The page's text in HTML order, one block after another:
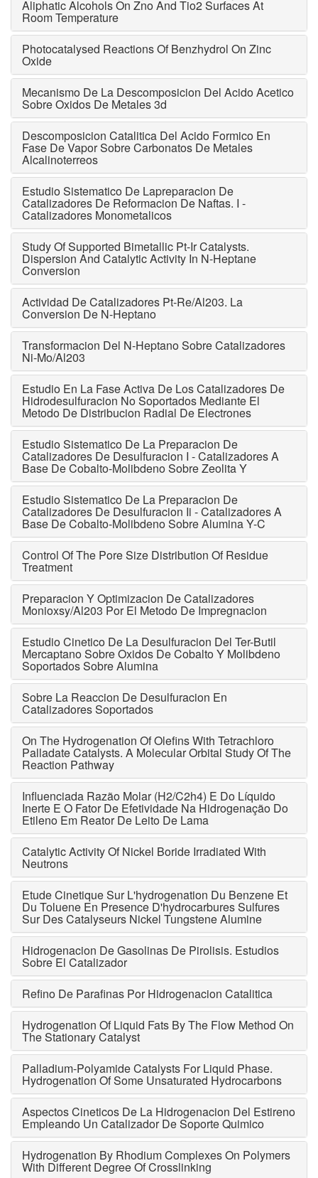
Aliphatic Alcohols On Zno And Tio2 Surfaces At
Room Temperature
Photocatalysed Reactions Of Benzhydrol On Zinc
Oxide
Mecanismo De La Descomposicion Del Acido Acetico
Sobre Oxidos De Metales 3d
Descomposicion Catalitica Del Acido Formico En
Fase De Vapor Sobre Carbonatos De Metales
Alcalinoterreos
Estudio Sistematico De Lapreparacion De
Catalizadores De Reformacion De Naftas. I -
Catalizadores Monometalicos
Study Of Supported Bimetallic Pt-Ir Catalysts.
Dispersion And Catalytic Activity In N-Heptane
Conversion
Actividad De Catalizadores Pt-Re/Al203. La
Conversion De N-Heptano
Transformacion Del N-Heptano Sobre Catalizadores
Ni-Mo/Al203
Estudio En La Fase Activa De Los Catalizadores De
Hidrodesulfuracion No Soportados Mediante El
Metodo De Distribucion Radial De Electrones
Estudio Sistematico De La Preparacion De
Catalizadores De Desulfuracion I - Catalizadores A
Base De Cobalto-Molibdeno Sobre Zeolita Y
Estudio Sistematico De La Preparacion De
Catalizadores De Desulfuracion Ii - Catalizadores A
Base De Cobalto-Molibdeno Sobre Alumina Y-C
Control Of The Pore Size Distribution Of Residue
Treatment
Preparacion Y Optimizacion De Catalizadores
Monioxsy/Al203 Por El Metodo De Impregnacion
Estudio Cinetico De La Desulfuracion Del Ter-Butil
Mercaptano Sobre Oxidos De Cobalto Y Molibdeno
Soportados Sobre Alumina
Sobre La Reaccion De Desulfuracion En
Catalizadores Soportados
On The Hydrogenation Of Olefins With Tetrachloro
Palladate Catalysts. A Molecular Orbital Study Of The
Reaction Pathway
Influenciada Razão Molar (H2/C2h4) E Do Líquido
Inerte E O Fator De Efetividade Na Hidrogenação Do
Etileno Em Reator De Leito De Lama
Catalytic Activity Of Nickel Boride Irradiated With
Neutrons
Etude Cinetique Sur L'hydrogenation Du Benzene Et
Du Toluene En Presence D'hydrocarbures Sulfures
Sur Des Catalyseurs Nickel Tungstene Alumine
Hidrogenacion De Gasolinas De Pirolisis. Estudios
Sobre El Catalizador
Refino De Parafinas Por Hidrogenacion Catalitica
Hydrogenation Of Liquid Fats By The Flow Method On
The Stationary Catalyst
Palladium-Polyamide Catalysts For Liquid Phase.
Hydrogenation Of Some Unsaturated Hydrocarbons
Aspectos Cineticos De La Hidrogenacion Del Estireno
Empleando Un Catalizador De Soporte Quimico
Hydrogenation By Rhodium Complexes On Polymers
With Different Degree Of Crosslinking